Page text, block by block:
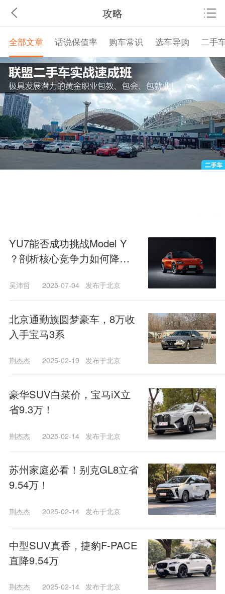
攻略
全部文章 话说保值率 购车常识 选车导购 二手
YU7能否成功挑战Model Y
？剖析核心竞争力如何降维
吴沛哲 2025-07-04 发布于北京
北京通勤族圆梦豪车，8万收
入手宝马3系
荆杰杰 2025-02-19 发布于北京
豪华SUV白菜价，宝马iX立
省9.3万！
荆杰杰 2025-02-14 发布于北京
苏州家庭必看！别克GL8立省
9.54万！
荆杰杰 2025-02-14 发布于北京
中型SUV真香，捷豹F-PACE
直降9.54万
荆杰杰 2025-02-14 发布于北京